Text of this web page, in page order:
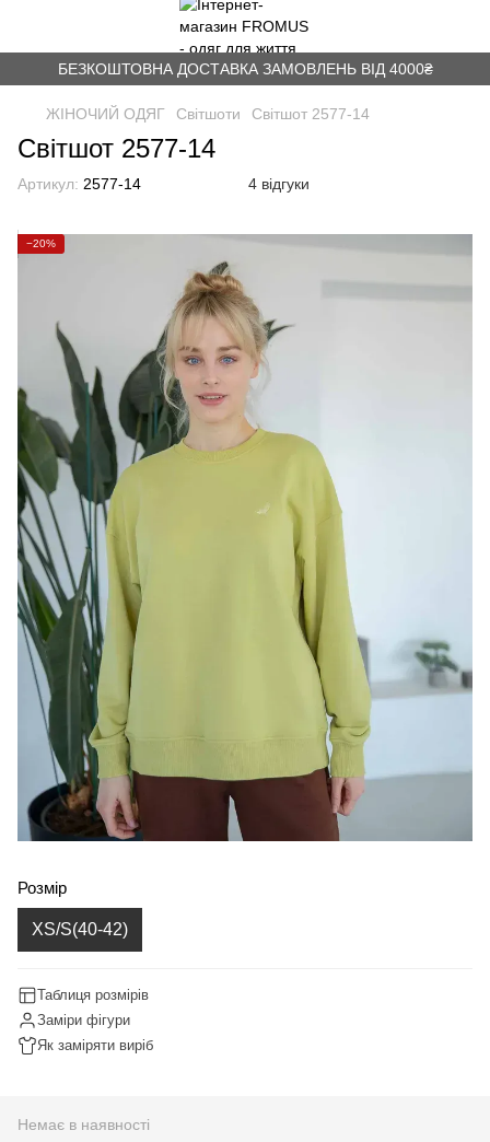
БЕЗКОШТОВНА ДОСТАВКА ЗАМОВЛЕНЬ ВІД 4000₴
ЖІНОЧИЙ ОДЯГ Світшоти Світшот 2577-14
Світшот 2577-14
Артикул: 2577-14 4 відгуки
−20%
Розмір
XS/S(40-42)
Таблиця розмірів
Заміри фігури
Як заміряти виріб
Немає в наявності